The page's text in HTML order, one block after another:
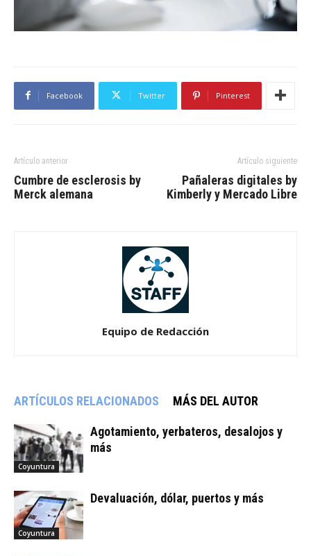
Facebook Twitter Pinterest
Artículo anterior
Cumbre de esclerosis by
Merck alemana
Artículo siguiente
Pañaleras digitales by
Kimberly y Mercado Libre
Equipo de Redacción
ARTÍCULOS RELACIONADOS MÁS DEL AUTOR
Coyuntura
Agotamiento, yerbateros, desalojos y
más
Coyuntura
Devaluación, dólar, puertos y más